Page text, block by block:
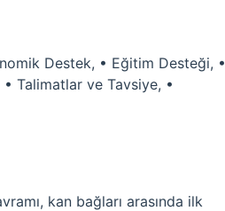
Destek, • Eğitim Desteği, •
• Talimatlar ve Tavsiye, •
kan bağları arasında ilk